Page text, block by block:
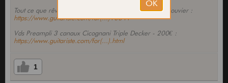
Tout ce que rêvez de savoir sur la Phacocaster Lionel Rouvier :
https://www.guitariste.com/for(...)10641
Vds Preampli 3 canaux Cicognani Triple Decker - 200€ :
https://www.guitariste.com/for(...).html
1